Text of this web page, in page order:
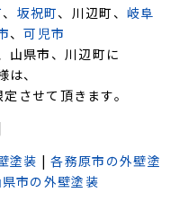
、 坂祝町、川辺町、 岐阜
、可児市
山県市、川辺町に
、
させて頂きます。
塗装 |各務原市の外壁塗
県市の外壁塗装